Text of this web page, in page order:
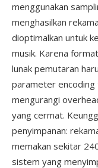
menggunakan
menghasilkan
dioptimalkan untuk
musik. Karena
lunak pemutaran
parameter
mengurangi
yang cermat.
penyimpanan:
memakan sekitar
sistem yang